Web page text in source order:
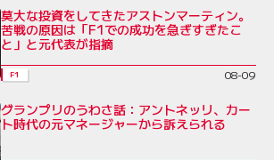
莫大な投資をしてきたアストンマーティン。
苦戦の原因は「F1での成功を急ぎすぎたこ
と」と元代表が指摘
F1 08-09
グランプリのうわさ話：アントネッリ、カー
ト時代の元マネージャーから訴えられる